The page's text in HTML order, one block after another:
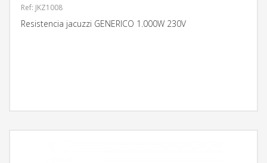
Ref: JKZ1008
Resistencia jacuzzi GENERICO 1.000W 230V